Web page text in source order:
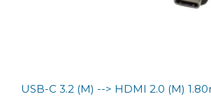
USB-C 3.2 (M) --> HDMI 2.0 (M)